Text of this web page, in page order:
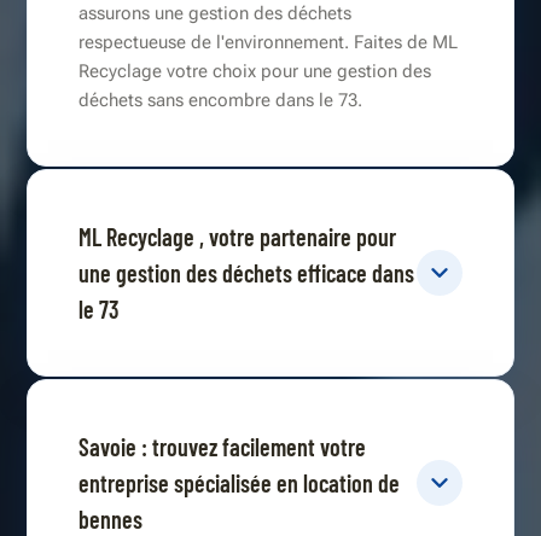
assurons une gestion des déchets
respectueuse de l'environnement. Faites de ML
Recyclage votre choix pour une gestion des
déchets sans encombre dans le 73.
ML Recyclage , votre partenaire pour
une gestion des déchets efficace dans
le 73
Savoie : trouvez facilement votre
entreprise spécialisée en location de
bennes